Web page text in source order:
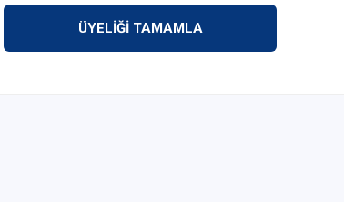
ÜYELİĞİ TAMAMLA